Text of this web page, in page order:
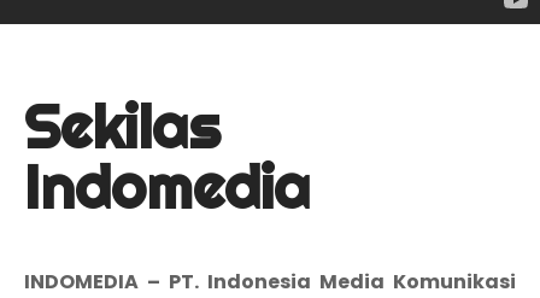
Sekilas
Indomedia
INDOMEDIA – PT. Indonesia Media Komunikasi